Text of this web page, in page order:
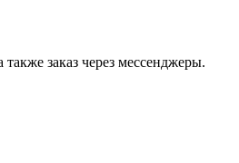
заказ через мессенджеры.